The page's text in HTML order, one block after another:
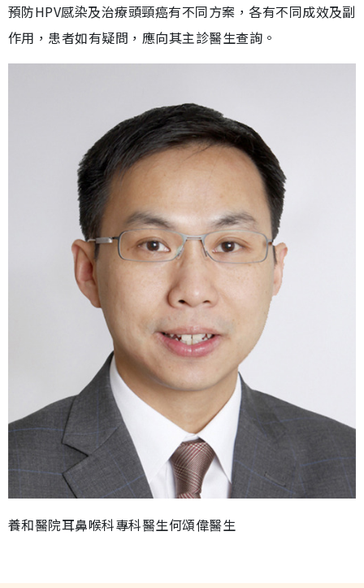
預防HPV感染及治療頭頸癌有不同方案，各有不同成效及副
作用，患者如有疑問，應向其主診醫生查詢。
養和醫院耳鼻喉科專科醫生何頌偉醫生